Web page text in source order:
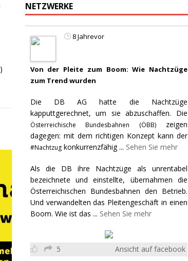
NETZWERKE
8 Jahrevor
Von der Pleite zum Boom: Wie Nachtzüge
zum Trend wurden
Die DB AG hatte die Nachtzüge
kapputtgerechnet, um sie abzuschaffen. Die
Österreichische Bundesbahnen (ÖBB)zeigen
dagegen: mit dem richtigen Konzept kann der
#Nachtzugkonkurrenzfähig... Sehen Sie mehr
Als die DB ihre Nachtzüge als unrentabel
bezeichnete und einstellte, übernahmen die
Österreichischen Bundesbahnen den Betrieb.
Und verwandelten das Pleitengeschäft in einen
Boom. Wie ist das ... Sehen Sie mehr
5 Ansicht auf facebook